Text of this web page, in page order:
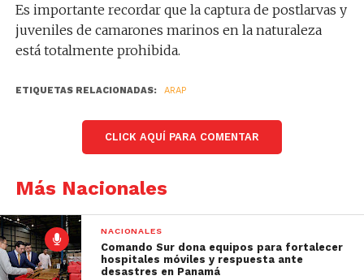
Es importante recordar que la captura de postlarvas y
juveniles de camarones marinos en la naturaleza
está totalmente prohibida.
ETIQUETAS RELACIONADAS: ARAP
CLICK AQUÍ PARA COMENTAR
Más Nacionales
NACIONALES
Comando Sur dona equipos para fortalecer
hospitales móviles y respuesta ante
desastres en Panamá